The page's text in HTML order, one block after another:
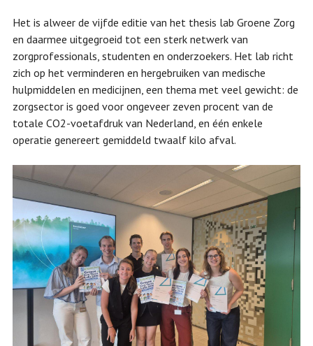
Het is alweer de vijfde editie van het thesis lab Groene Zorg
en daarmee uitgegroeid tot een sterk netwerk van
zorgprofessionals, studenten en onderzoekers. Het lab richt
zich op het verminderen en hergebruiken van medische
hulpmiddelen en medicijnen, een thema met veel gewicht: de
zorgsector is goed voor ongeveer zeven procent van de
totale CO2-voetafdruk van Nederland, en één enkele
operatie genereert gemiddeld twaalf kilo afval.